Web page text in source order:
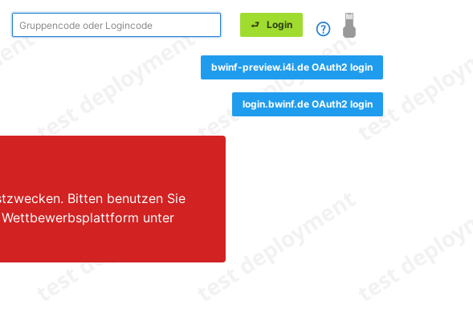
bwinf-preview.i4i.de OAuth2 login
login.bwinf.de OAuth2 login
Bitten benutzen Sie
unter